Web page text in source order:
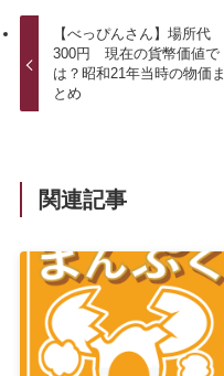
【べっぴんさん】場所代
300円 現在の貨幣価値で
は？昭和21年当時の物価ま
とめ
関連記事